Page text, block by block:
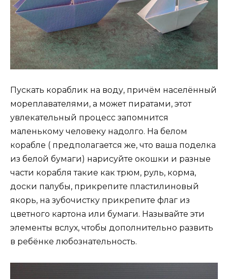
Пускать кораблик на воду, причём населённый
мореплавателями, а может пиратами, этот
увлекательный процесс запомнится
маленькому человеку надолго. На белом
корабле ( предполагается же, что ваша поделка
из белой бумаги) нарисуйте окошки и разные
части корабля такие как трюм, руль, корма,
доски палубы, прикрепите пластилиновый
якорь, на зубочистку прикрепите флаг из
цветного картона или бумаги. Называйте эти
элементы вслух, чтобы дополнительно развить
в ребёнке любознательность.